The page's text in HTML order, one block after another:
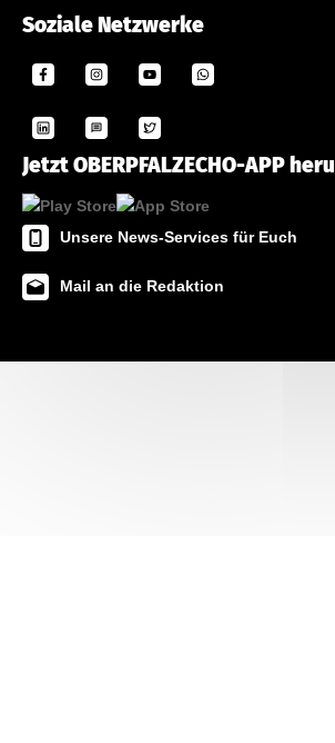
Soziale Netzwerke
Jetzt OBERPFALZECHO-APP
Unsere News-Services für Euch
Mail an die Redaktion